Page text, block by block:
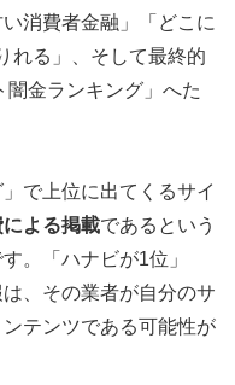
消費者金融」「どこに
れる」、そして最終的
金ランキング」へた
で上位に出てくるサイ
よる掲載であるという
。「ハナビが1位」
、その業者が自分のサ
テンツである可能性が